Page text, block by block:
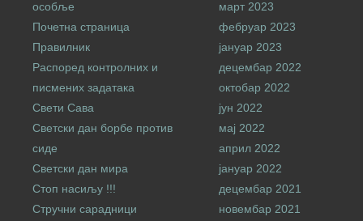
особље
Почетна страница
Правилник
Распоред контролних и
писмених задатака
Свети Сава
Светски дан борбе против
сиде
Светски дан мира
Стоп насиљу !!!
Стручни сарадници
март 2023
фебруар 2023
јануар 2023
децембар 2022
октобар 2022
јун 2022
мај 2022
април 2022
јануар 2022
децембар 2021
новембар 2021